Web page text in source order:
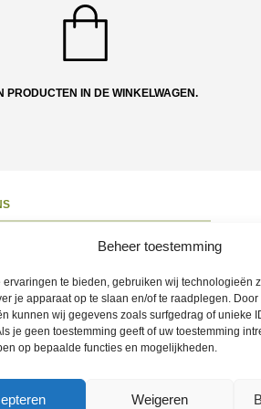
Beheer toestemming
ervaringen te bieden, gebruiken wij technologieën
je apparaat op te slaan en/of te raadplegen. Door
kunnen wij gegevens zoals surfgedrag of unieke
je geen toestemming geeft of uw toestemming
op bepaalde functies en mogelijkheden.
Weigeren
PRODUCTEN IN DE WINKELWAGEN.
opnemen
op Social